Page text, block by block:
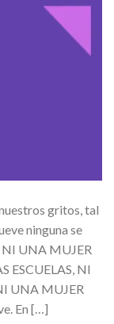
gritos, tal
ninguna se
NI UNA MUJER
ESCUELAS, NI
UNA MUJER
En […]